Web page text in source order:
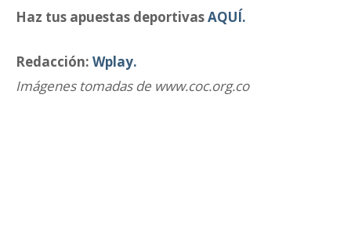
Haz tus apuestas deportivasAQUÍ.
Redacción: Wplay.
Imágenes tomadas de www.coc.org.co